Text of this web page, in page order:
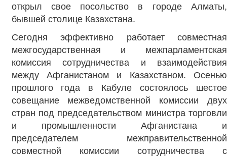
открыл свое посольство в городе Алматы,
бывшей столице Казахстана.
Сегодня эффективно работает совместная
межгосударственная и межпарламентская
комиссия сотрудничества и взаимодействия
между Афганистаном и Казахстаном. Осенью
прошлого года в Кабуле состоялось шестое
совещание межведомственной комиссии двух
стран под председательством министра торговли
и промышленности Афганистана и
председателем межправительственной
совместной комиссии сотрудничества с